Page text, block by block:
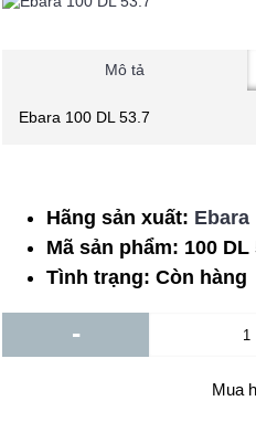
Mô tả
Ebara 100 DL 53.7
Hãng sản xuất: Ebara
Mã sản phẩm: 100 DL
Tình trạng: Còn hàng
-
Mua